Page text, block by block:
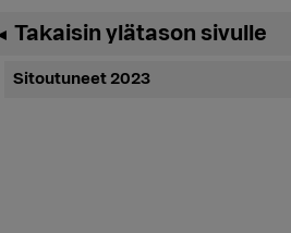
Takaisin ylätason sivulle
Sitoutuneet 2023